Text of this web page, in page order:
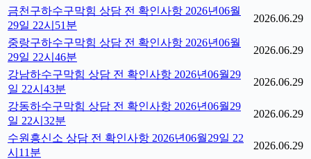
금천구하수구막힘 상담 전 확인사항 2026년06월
29일 22시51분
2026.06.29
중랑구하수구막힘 상담 전 확인사항 2026년06월
29일 22시46분
2026.06.29
강남하수구막힘 상담 전 확인사항 2026년06월29
일 22시43분
2026.06.29
강동하수구막힘 상담 전 확인사항 2026년06월29
일 22시32분
2026.06.29
수원흥신소 상담 전 확인사항 2026년06월29일 22
시11분
2026.06.29